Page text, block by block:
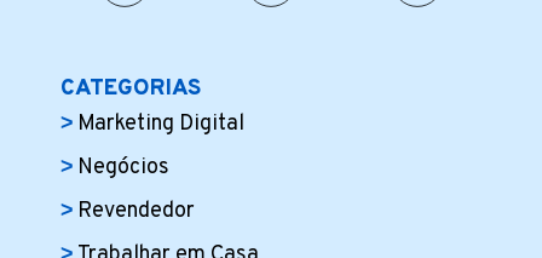
CATEGORIAS
Marketing Digital
Negócios
Revendedor